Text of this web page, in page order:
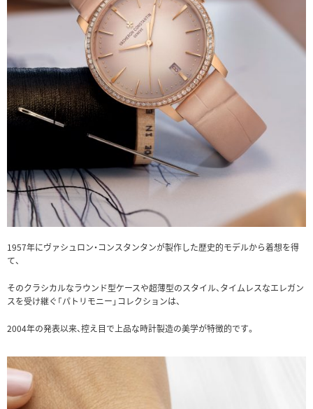
1957年にヴァシュロン・コンスタンタンが製作した歴史的モデルから着想を得
て、
そのクラシカルなラウンド型ケースや超薄型のスタイル、タイムレスなエレガン
スを受け継ぐ「パトリモニー」コレクションは、
2004年の発表以来、控え目で上品な時計製造の美学が特徴的です。